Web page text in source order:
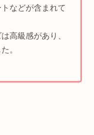
などが含まれて
高級感があり、
。